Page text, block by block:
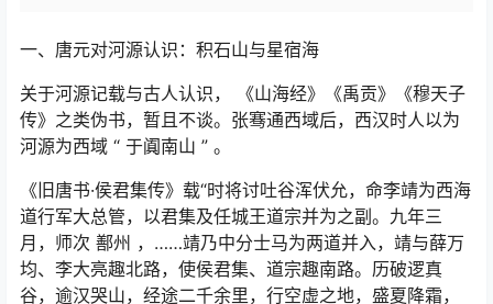
一、唐元对河源认识：积石山与星宿海
关于河源记载与古人认识， 《山海经》《禹贡》《穆天子
传》之类伪书，暂且不谈。张骞通西域后，西汉时人以为
河源为西域 “ 于阗南山 ” 。
《旧唐书·侯君集传》载“时将讨吐谷浑伏允，命李靖为西海
道行军大总管，以君集及任城王道宗并为之副。九年三
月，师次 鄯州 ，……靖乃中分士马为两道并入，靖与薛万
均、李大亮趣北路，使侯君集、道宗趣南路。历破逻真
谷，逾汉哭山，经途二千余里，行空虚之地，盛夏降霜，